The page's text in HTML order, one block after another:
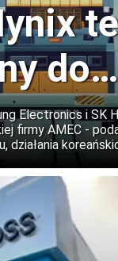
do
Electronics i SK
firmy AMEC -
działania